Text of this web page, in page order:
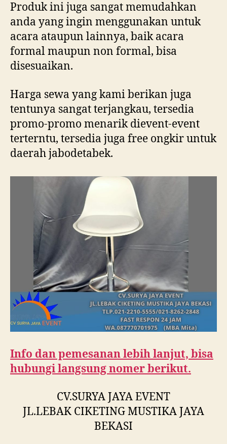
Produk ini juga sangat memudahkan
anda yang ingin menggunakan untuk
acara ataupun lainnya, baik acara
formal maupun non formal, bisa
disesuaikan.
Harga sewa yang kami berikan juga
tentunya sangat terjangkau, tersedia
promo-promo menarik dievent-event
terterntu, tersedia juga free ongkir untuk
daerah jabodetabek.
Info dan pemesanan lebih lanjut, bisa
hubungi langsung nomer berikut.
CV.SURYA JAYA EVENT
JL.LEBAK CIKETING MUSTIKA JAYA
BEKASI